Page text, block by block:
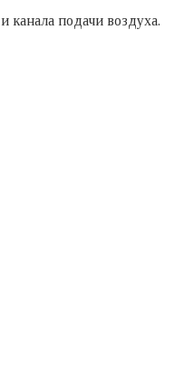
канала подачи воздуха.